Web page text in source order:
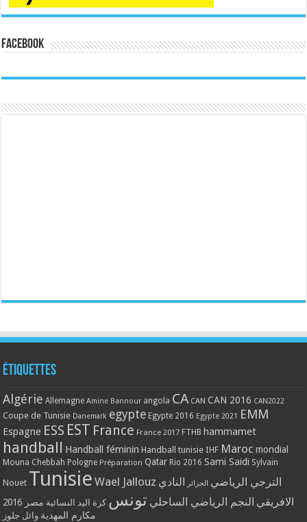
Facebook
Étiquettes
Algérie Allemagne Amine Bannour angola CA CAN CAN 2016 CAN2022
Coupe de Tunisie Danemark egypte Egypte 2016 Egypte 2021 EMM
Espagne ESS EST France France 2017 FTHB hammamet
handball Handball féminin Handball tunisie IHF Maroc mondial
Mouna Chebbah Pologne Préparation Qatar Rio 2016 Sami Saidi Sylvain
Nouet Tunisie Wael Jallouz الترجي الرياضي الجزائر النادي
الافريقي النجم الرياضي الساحلي تونس كرة اليد النسائية مصر 2016
مكارم المهدية وائل جلوز